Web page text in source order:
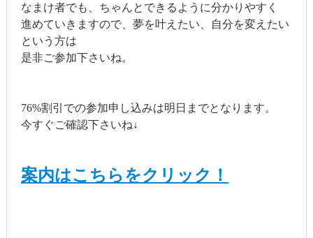
なまけ者でも、ちゃんとできるように分かりやすく
進めていきますので、夢を叶えたい、自分を変えたい
という方は
是非ご参加下さいね。
76%割引での参加申し込みは明日までとなります。
今すぐご確認下さいね↓
案内はこちらをクリック！